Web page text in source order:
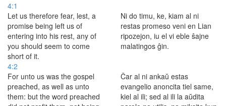
4:1
Let us therefore fear, lest, a
promise being left us of
entering into his rest, any of
you should seem to come
short of it.
Ni do timu, ke, kiam al ni
restas promeso veni en Lian
ripozejon, iu el vi eble ŝajne
malatingos ĝin.
4:2
For unto us was the gospel
preached, as well as unto
them: but the word preached
Ĉar al ni ankaŭ estas
evangelio anoncita tiel same,
kiel al ili; sed al ili la aŭdita